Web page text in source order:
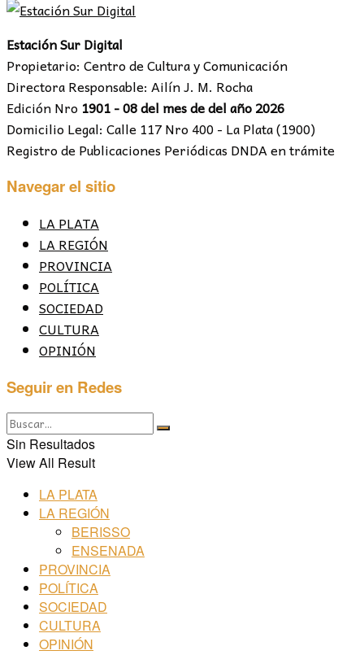
Estación Sur Digital
Propietario: Centro de Cultura y Comunicación
Directora Responsable: Ailín J. M. Rocha
Edición Nro 1901 - 08 del mes de del año 2026
Domicilio Legal: Calle 117 Nro 400 - La Plata (1900)
Registro de Publicaciones Periódicas DNDA en trámite
Navegar el sitio
LA PLATA
LA REGIÓN
PROVINCIA
POLÍTICA
SOCIEDAD
CULTURA
OPINIÓN
Seguir en Redes
Sin Resultados
View All Result
LA PLATA
LA REGIÓN
BERISSO
ENSENADA
PROVINCIA
POLÍTICA
SOCIEDAD
CULTURA
OPINIÓN